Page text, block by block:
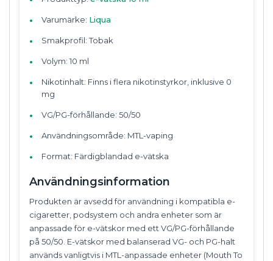
Varumärke: Liqua
Smakprofil: Tobak
Volym: 10 ml
Nikotinhalt: Finns i flera nikotinstyrkor, inklusive 0
mg
VG/PG-förhållande: 50/50
Användningsområde: MTL-vaping
Format: Färdigblandad e-vätska
Användningsinformation
Produkten är avsedd för användning i kompatibla e-
cigaretter, podsystem och andra enheter som är
anpassade för e-vätskor med ett VG/PG-förhållande
på 50/50. E-vätskor med balanserad VG- och PG-halt
används vanligtvis i MTL-anpassade enheter (Mouth To